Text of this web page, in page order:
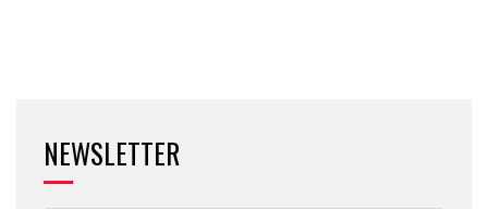
NEWSLETTER